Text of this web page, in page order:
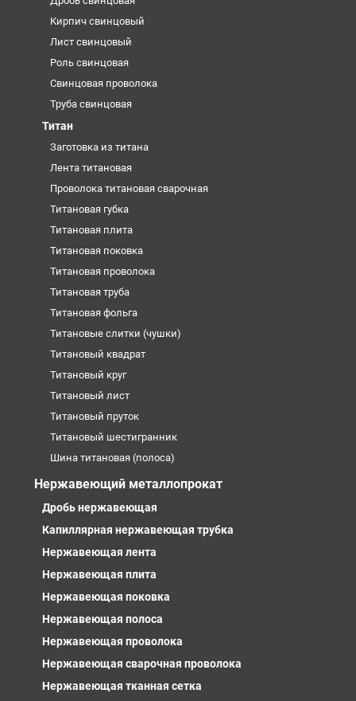
Кирпич свинцовый
Лист свинцовый
Роль свинцовая
Свинцовая проволока
Труба свинцовая
Титан
Заготовка из титана
Лента титановая
Проволока титановая сварочная
Титановая губка
Титановая плита
Титановая поковка
Титановая проволока
Титановая труба
Титановая фольга
Титановые слитки (чушки)
Титановый квадрат
Титановый круг
Титановый лист
Титановый пруток
Титановый шестигранник
Шина титановая (полоса)
Нержавеющий металлопрокат
Дробь нержавеющая
Капиллярная нержавеющая трубка
Нержавеющая лента
Нержавеющая плита
Нержавеющая поковка
Нержавеющая полоса
Нержавеющая проволока
Нержавеющая сварочная проволока
Нержавеющая тканная сетка